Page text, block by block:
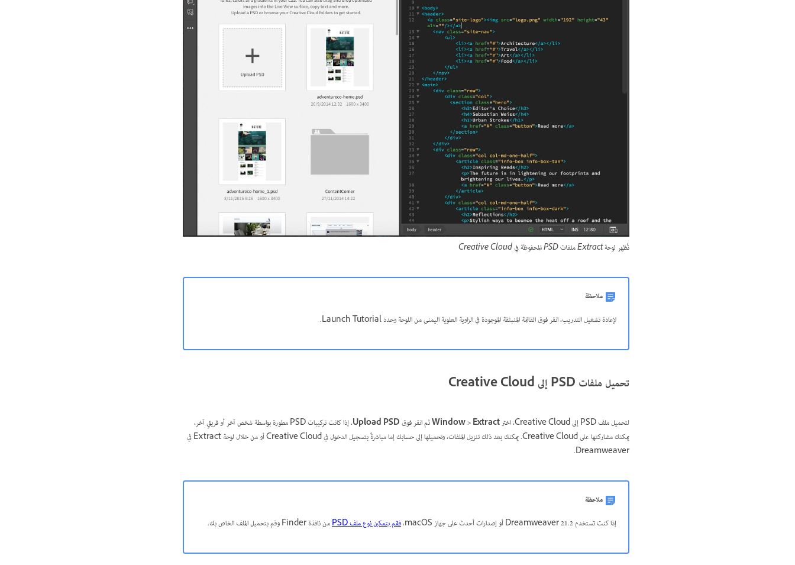
تُظهر لوحة Extract ملفات PSD المحفوظة في Creative Cloud
ملاحظة
لإعادة تشغيل التدريب، انقر فوق القائمة المنبثقة الموجودة في الزاوية العلوية اليمنى من اللوحة وحدد Launch Tutorial.
تحميل ملفات PSD إلى Creative Cloud
لتحميل ملف PSD إلى Creative Cloud، اختر Window > Extractثم انقر فوقUpload PSD.
إذا كانت تركيبات PSD مطورة بواسطة شخص آخر أو فريقٍ آخر،
يمكنك مشاركتها على Creative Cloud. يمكنك بعد ذلك تنزيل الملفات، وتحميلها إلى حسابك إما مباشرةً بتسجيل الدخول في Creative Cloud أو من خلال لوحة Extract في
Dreamweaver.
ملاحظة
إذا كنت تستخدم Dreamweaver 21.2 أو إصدارات أحدث على جهاز macOS،
فقم بتمكين نوع ملف PSD من نافذة Finder وقم بتحميل الملف الخاص بك.